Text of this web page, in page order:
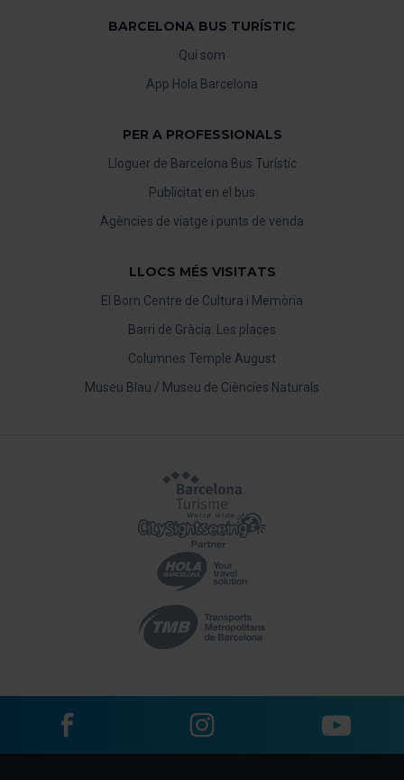
BARCELONA BUS TURÍSTIC
Qui som
App Hola Barcelona
PER A PROFESSIONALS
Lloguer de Barcelona Bus Turístic
Publicitat en el bus
Agències de viatge i punts de venda
LLOCS MÉS VISITATS
El Born Centre de Cultura i Memòria
Barri de Gràcia. Les places
Columnes Temple August
Museu Blau / Museu de Ciències Naturals